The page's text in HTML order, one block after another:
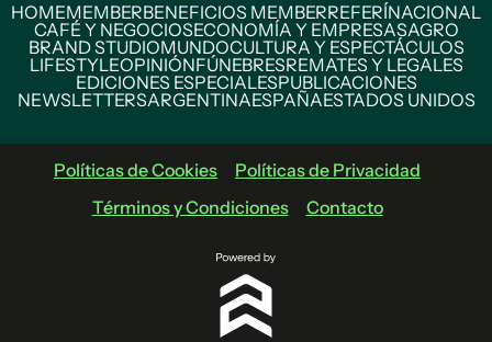
HOMEMEMBERBENEFICIOS MEMBERREFERÍNACIONAL
CAFÉ Y NEGOCIOSECONOMÍA Y EMPRESASAGRO
BRAND STUDIOMUNDOCULTURA Y ESPECTÁCULOS
LIFESTYLEOPINIÓNFÚNEBRESREMATES Y LEGALES
EDICIONES ESPECIALESPUBLICACIONES
NEWSLETTERSARGENTINAESPAÑAESTADOS UNIDOS
Políticas de Cookies
Políticas de Privacidad
Términos y Condiciones
Contacto